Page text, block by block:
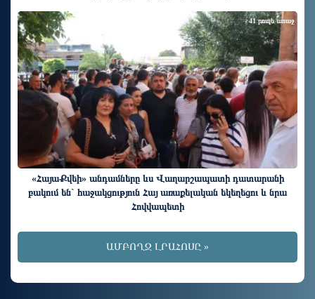
«ՀայաՔվեի» անդամները ևս Վաղարշապատի դատարանի
բակում են` հաջակցություն Հայ առաքելական եկեղեցու և նրա
Հովվապետի
41 րոպե առաջ
ԱՄԲՈՂՋ ԼՐԱՀՈՍԸ »